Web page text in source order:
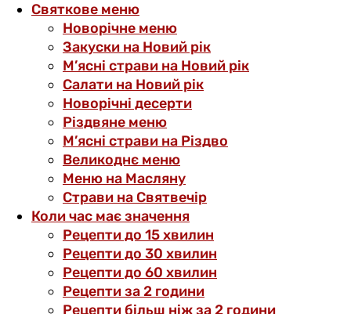
Святкове меню
Новорічне меню
Закуски на Новий рік
М’ясні страви на Новий рік
Салати на Новий рік
Новорічні десерти
Різдвяне меню
М’ясні страви на Різдво
Великоднє меню
Меню на Масляну
Страви на Святвечір
Коли час має значення
Рецепти до 15 хвилин
Рецепти до 30 хвилин
Рецепти до 60 хвилин
Рецепти за 2 години
Рецепти більш ніж за 2 години